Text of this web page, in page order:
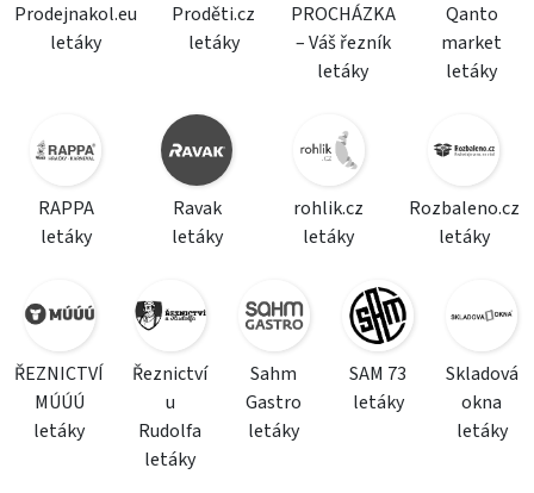
Prodejnakol.eu
letáky
Proděti.cz
letáky
PROCHÁZKA
– Váš řezník
letáky
Qanto
market
letáky
RAPPA
letáky
Ravak
letáky
rohlik.cz
letáky
Rozbaleno.cz
letáky
ŘEZNICTVÍ
MÚÚÚ
letáky
Řeznictví
u
Rudolfa
letáky
Sahm
Gastro
letáky
SAM 73
letáky
Skladová
okna
letáky